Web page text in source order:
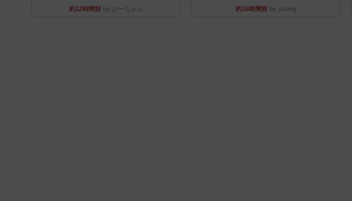
約12時間前by おーちゃん 約16時間前by jurong